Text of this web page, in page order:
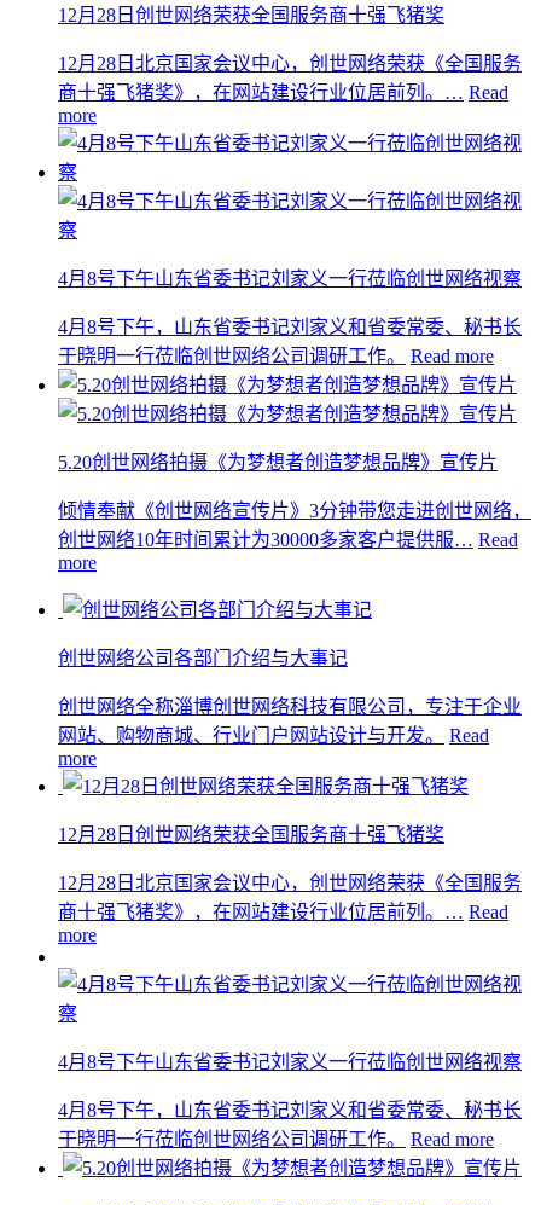
12月28日创世网络荣获全国服务商十强飞猪奖
12月28日北京国家会议中心，创世网络荣获《全国服务
商十强飞猪奖》，在网站建设行业位居前列。… Read
more
4月8号下午山东省委书记刘家义一行莅临创世网络视察
4月8号下午，山东省委书记刘家义和省委常委、秘书长
于晓明一行莅临创世网络公司调研工作。
Read more
5.20创世网络拍摄《为梦想者创造梦想品牌》宣传片
倾情奉献《创世网络宣传片》3分钟带您走进创世网络，
创世网络10年时间累计为30000多家客户提供服… Read
more
创世网络公司各部门介绍与大事记
创世网络全称淄博创世网络科技有限公司，专注于企业
网站、购物商城、行业门户网站设计与开发。
Read
more
12月28日创世网络荣获全国服务商十强飞猪奖
12月28日北京国家会议中心，创世网络荣获《全国服务
商十强飞猪奖》，在网站建设行业位居前列。… Read
more
4月8号下午山东省委书记刘家义一行莅临创世网络视察
4月8号下午，山东省委书记刘家义和省委常委、秘书长
于晓明一行莅临创世网络公司调研工作。
Read more